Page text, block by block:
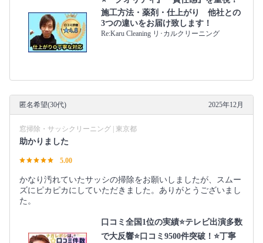
施工方法・薬剤・仕上がり 他社との
3つの違いをお届け致します！
Re:Karu Cleaning リ･カルクリーニング
匿名希望(30代) 2025年12月
窓掃除・サッシクリーニング | 東京都
助かりました
5.00
かなり汚れていたサッシの掃除をお願いしましたが、スムー
ズにピカピカにしていただきました。ありがとうございまし
た。
口コミ全国1位の実績⭐テレビ出演多数
で大反響⭐口コミ9500件突破！⭐丁寧